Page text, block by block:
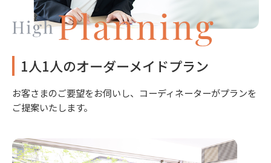
1人1人のオーダーメイドプラン
お客さまのご要望をお伺いし、コーディネーターがプランを
ご提案いたします。